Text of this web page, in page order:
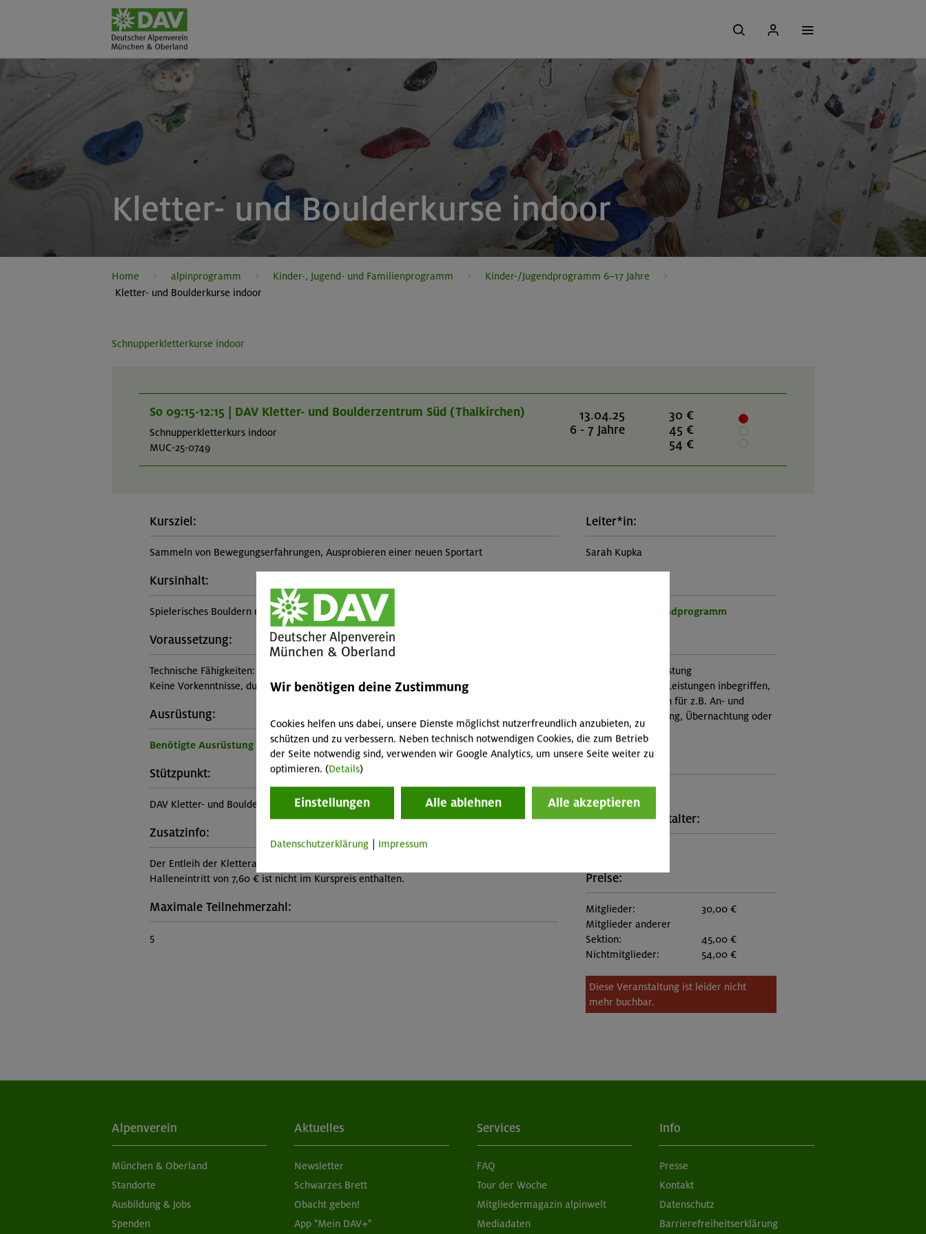
Kletter- und Boulderkurse indoor
Home alpinprogramm Kinder-, Jugend- und Familienprogramm
Kinder-/Jugendprogramm 6–17 Jahre
Kletter- und Boulderkurse indoor
Schnupperkletterkurse indoor
So 09:15-12:15 | DAV Kletter- und Boulderzentrum Süd (Thalkirchen)
Schnupperkletterkurs indoor
MUC-25-0749
13.04.25
6 - 7 Jahre
30 €
45 €
54 €
Kursziel:
Sammeln von Bewegungserfahrungen, Ausprobieren einer neuen Sportart
Kursinhalt:
Spielerisches Bouldern und Klettern im Toprope
Voraussetzung:
Technische Fähigkeiten:
Keine Vorkenntnisse, durchschnittliche Sportlichkeit, Freude an Bewegung
Ausrüstung:
Benötigte Ausrüstung für diese Veranstaltung
Stützpunkt:
DAV Kletter- und Boulderzentrum Süd (Thalkirchen)
Zusatzinfo:
Der Entleih der Kletterausrüstung (inkl. Kletterschuhe) ist im Kurspreis enthalten. Der
Halleneintritt von 7,60 € ist nicht im Kurspreis enthalten.
Maximale Teilnehmerzahl:
5
Leiter*in:
Sarah Kupka
Kinder- und Jugendprogramm
Kursleitung, Ausrüstung
(Falls nicht in den Leistungen inbegriffen,
fallen Zusatzkosten für z.B. An- und
Abreise, Verpflegung, Übernachtung oder
Skipass an.)
Buchungscode:
MUC-25-0749
Kontakt Veranstalter:
Preise:
Mitglieder:
30,00 €
Mitglieder anderer
Sektion:
45,00 €
Nichtmitglieder:
54,00 €
Diese Veranstaltung ist leider nicht
mehr buchbar.
Alpenverein
München & Oberland
Standorte
Ausbildung & Jobs
Spenden
Aktuelles
Newsletter
Schwarzes Brett
Obacht geben!
App "Mein DAV+"
Services
FAQ
Tour der Woche
Mitgliedermagazin alpinwelt
Mediadaten
Info
Presse
Kontakt
Datenschutz
Barrierefreiheitserklärung
Wir benötigen deine Zustimmung
Cookies helfen uns dabei, unsere Dienste möglichst nutzerfreundlich anzubieten, zu
schützen und zu verbessern. Neben technisch notwendigen Cookies, die zum Betrieb
der Seite notwendig sind, verwenden wir Google Analytics, um unsere Seite weiter zu
optimieren. (Details)
Einstellungen Alle ablehnen Alle akzeptieren
Datenschutzerklärung Impressum